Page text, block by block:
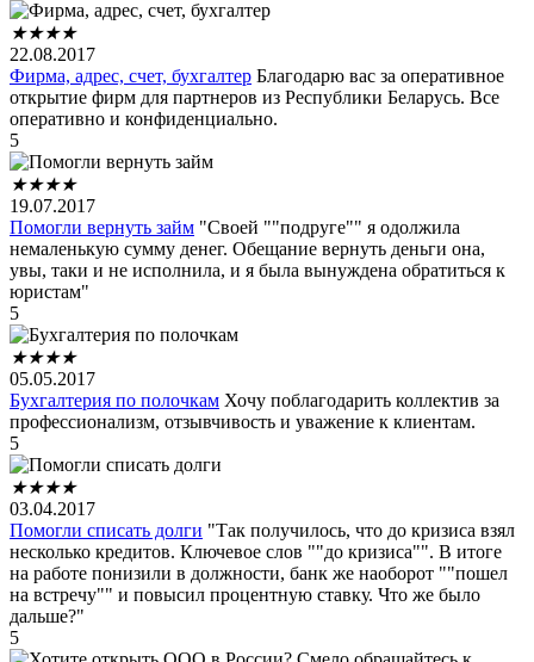
★★★★
22.08.2017
Фирма, адрес, счет, бухгалтер Благодарю вас за оперативное
открытие фирм для партнеров из Республики Беларусь. Все
оперативно и конфиденциально.
5
★★★★
19.07.2017
Помогли вернуть займ "Своей ""подруге"" я одолжила
немаленькую сумму денег. Обещание вернуть деньги она,
увы, таки и не исполнила, и я была вынуждена обратиться к
юристам"
5
★★★★
05.05.2017
Бухгалтерия по полочкам Хочу поблагодарить коллектив за
профессионализм, отзывчивость и уважение к клиентам.
5
★★★★
03.04.2017
Помогли списать долги "Так получилось, что до кризиса взял
несколько кредитов. Ключевое слов ""до кризиса"". В итоге
на работе понизили в должности, банк же наоборот ""пошел
на встречу"" и повысил процентную ставку. Что же было
дальше?"
5